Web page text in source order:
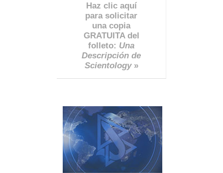
Haz clic aquí
para solicitar
una copia
GRATUITA del
folleto: Una
Descripción de
Scientology»